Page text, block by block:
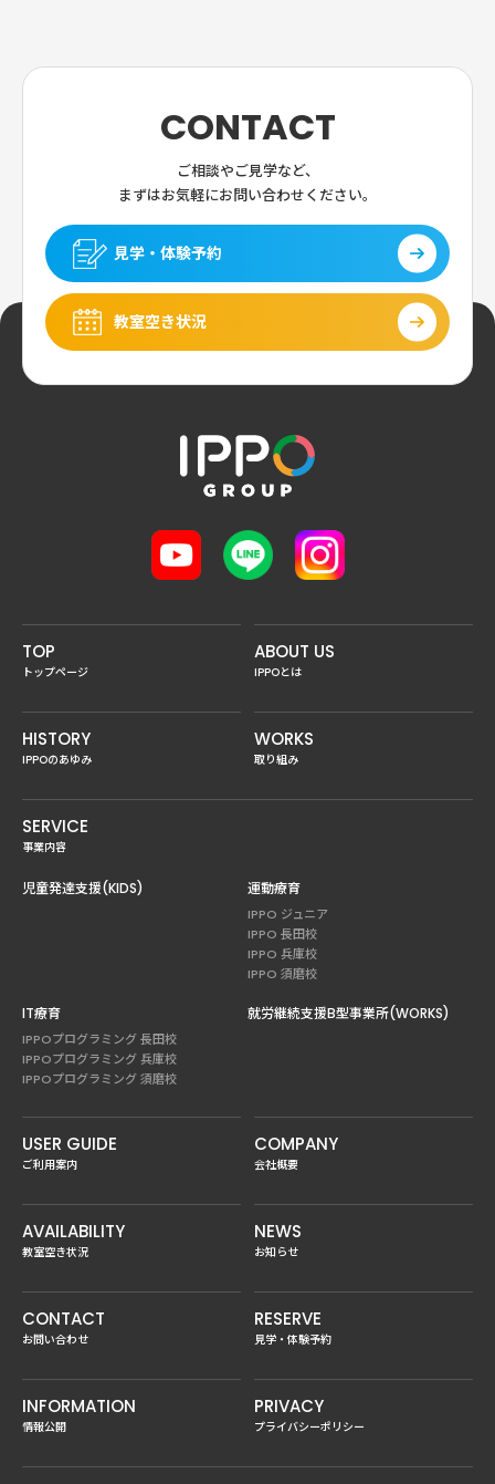
CONTACT
ご相談やご見学など、
まずはお気軽にお問い合わせください。
見学・体験予約
教室空き状況
TOP
トップページ
ABOUT US
IPPOとは
HISTORY
IPPOのあゆみ
WORKS
取り組み
SERVICE
事業内容
児童発達支援(KIDS) 運動療育
IPPO ジュニア
IPPO 長田校
IPPO 兵庫校
IPPO 須磨校
IT療育
IPPOプログラミング 長田校
IPPOプログラミング 兵庫校
IPPOプログラミング 須磨校
就労継続支援B型事業所(WORKS)
USER GUIDE
ご利用案内
COMPANY
会社概要
AVAILABILITY
教室空き状況
NEWS
お知らせ
CONTACT
お問い合わせ
RESERVE
見学・体験予約
INFORMATION
情報公開
PRIVACY
プライバシーポリシー